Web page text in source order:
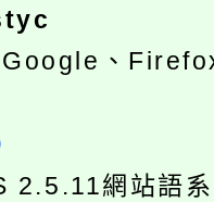
Google、
2.5.11網站語